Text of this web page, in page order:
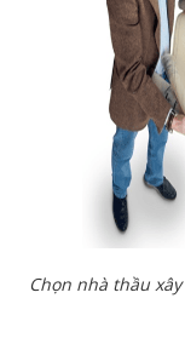
Chọn nhà thầu